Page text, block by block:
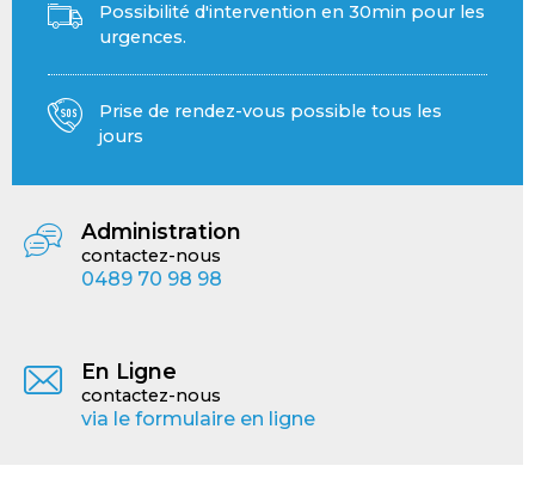
Possibilité d'intervention en 30min pour les
urgences.
Prise de rendez-vous possible tous les
jours
Administration
contactez-nous
0489 70 98 98
En Ligne
contactez-nous
via le formulaire en ligne